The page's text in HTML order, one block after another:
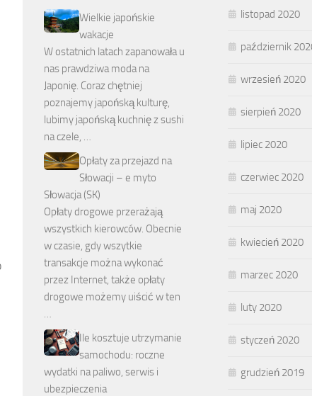
listopad 2020
październik
wrzesień 2020
sierpień 2020
lipiec 2020
czerwiec 2020
maj 2020
kwiecień 2020
marzec 2020
luty 2020
styczeń 2020
grudzień 2019
Wielkie japońskie
wakacje
W ostatnich latach zapanowała u
nas prawdziwa moda na
Japonię. Coraz chętniej
poznajemy japońską kulturę,
lubimy japońską kuchnię z sushi
na czele, …
Opłaty za przejazd na
Słowacji – e myto
Słowacja (SK)
Opłaty drogowe przerażają
wszystkich kierowców. Obecnie
w czasie, gdy wszytkie
transakcje można wykonać
przez Internet, także opłaty
drogowe możemy uiścić w ten
…
Ile kosztuje utrzymanie
samochodu: roczne
wydatki na paliwo, serwis i
ubezpieczenia